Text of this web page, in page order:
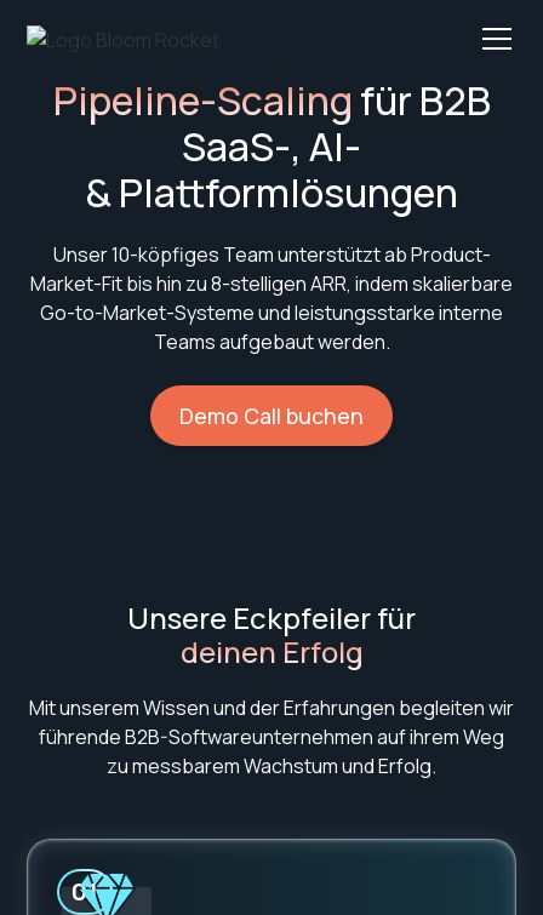
Pipeline-Scaling für B2B
SaaS-, AI-
& Plattformlösungen
Unser 10-köpfiges Team unterstützt ab Product-
Market-Fit bis hin zu 8-stelligen ARR, indem skalierbare
Go-to-Market-Systeme und leistungsstarke interne
Teams aufgebaut werden.
Demo Call buchen
Unsere Eckpfeiler für
deinen Erfolg
Mit unserem Wissen und der Erfahrungen begleiten wir
führende B2B-Softwareunternehmen auf ihrem Weg
zu messbarem Wachstum und Erfolg.
01